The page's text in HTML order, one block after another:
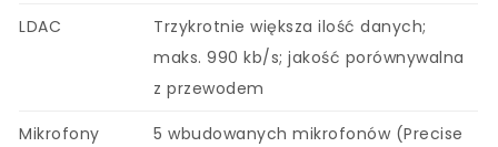
LDAC
Trzykrotnie większa ilość danych;
maks. 990 kb/s; jakość porównywalna
z przewodem
Mikrofony 5 wbudowanych mikrofonów (Precise